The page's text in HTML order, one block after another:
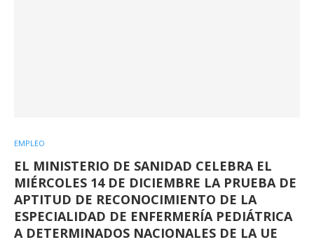
EMPLEO
EL MINISTERIO DE SANIDAD CELEBRA EL
MIÉRCOLES 14 DE DICIEMBRE LA PRUEBA DE
APTITUD DE RECONOCIMIENTO DE LA
ESPECIALIDAD DE ENFERMERÍA PEDIÁTRICA
A DETERMINADOS NACIONALES DE LA UE